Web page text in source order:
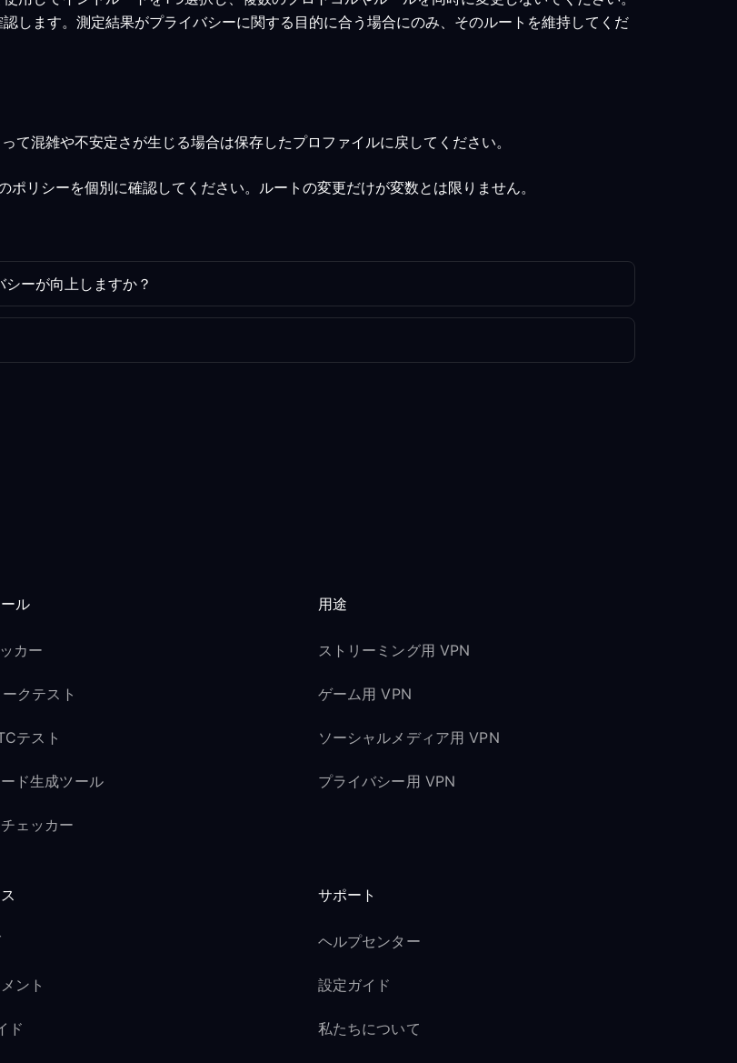
します。測定結果がプライバシーに関する目的に合う場合にのみ、そのルートを維持してくだ
て混雑や不安定さが生じる場合は保存したプロファイルに戻してください。
リシーを個別に確認してください。ルートの変更だけが変数とは限りません。
ーが向上しますか？
ル
カー
クテスト
テスト
ド生成ツール
ェッカー
用途
ストリーミング用 VPN
ゲーム用 VPN
ソーシャルメディア用 VPN
プライバシー用 VPN
ント
ド
サポート
ヘルプセンター
設定ガイド
私たちについて